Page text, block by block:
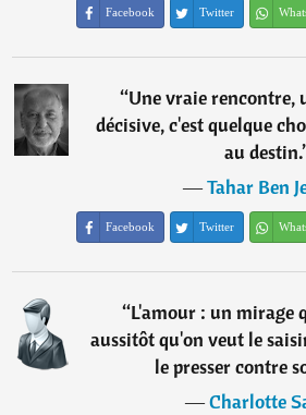
Facebook Twitter
“Une vraie rencontre,
décisive, c'est quelque
au destin.
―Tahar Ben
Facebook Twitter
“L'amour : un mirage
aussitôt qu'on veut le
le presser contre
―Charlotte